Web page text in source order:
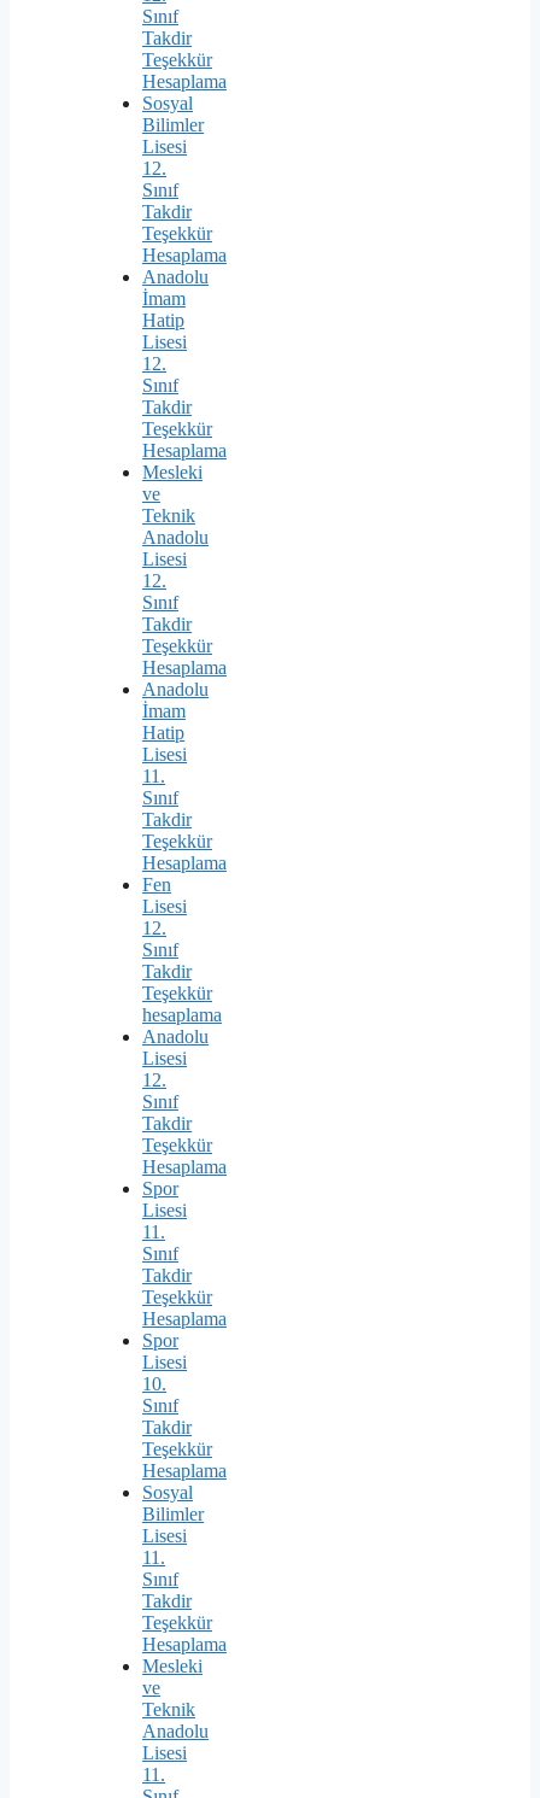
Sınıf
Takdir
Teşekkür
Hesaplama
Sosyal
Bilimler
Lisesi
12.
Sınıf
Takdir
Teşekkür
Hesaplama
Anadolu
İmam
Hatip
Lisesi
12.
Sınıf
Takdir
Teşekkür
Hesaplama
Mesleki
ve
Teknik
Anadolu
Lisesi
12.
Sınıf
Takdir
Teşekkür
Hesaplama
Anadolu
İmam
Hatip
Lisesi
11.
Sınıf
Takdir
Teşekkür
Hesaplama
Fen
Lisesi
12.
Sınıf
Takdir
Teşekkür
hesaplama
Anadolu
Lisesi
12.
Sınıf
Takdir
Teşekkür
Hesaplama
Spor
Lisesi
11.
Sınıf
Takdir
Teşekkür
Hesaplama
Spor
Lisesi
10.
Sınıf
Takdir
Teşekkür
Hesaplama
Sosyal
Bilimler
Lisesi
11.
Sınıf
Takdir
Teşekkür
Hesaplama
Mesleki
ve
Teknik
Anadolu
Lisesi
11.